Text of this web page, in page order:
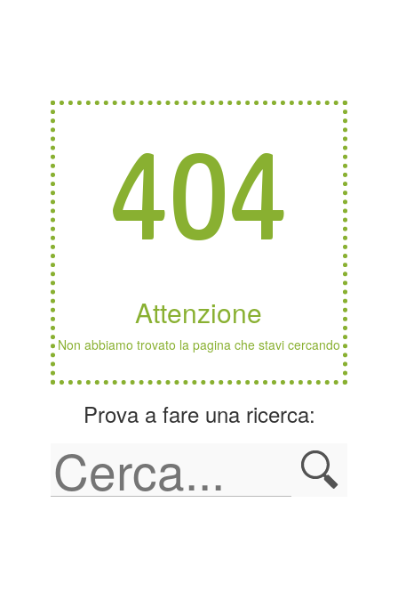
404
Attenzione
Non abbiamo trovato la pagina che stavi cercando
Prova a fare una ricerca: